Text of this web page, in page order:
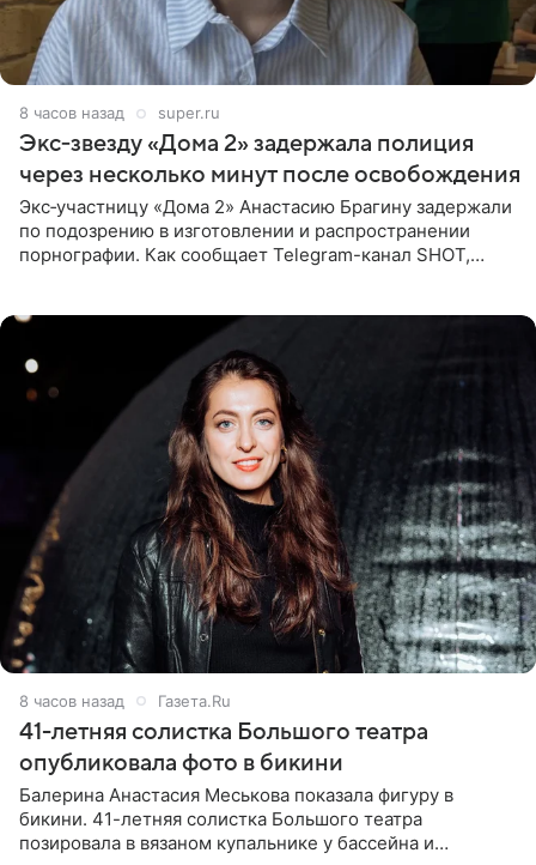
8 часов назад super.ru
Экс‑звезду «Дома 2» задержала полиция
через несколько минут после освобождения
Экс‑участницу «Дома 2» Анастасию Брагину задержали
по подозрению в изготовлении и распространении
порнографии. Как сообщает Telegram-канал SHOT,
8 часов назад Газета.Ru
41-летняя солистка Большого театра
опубликовала фото в бикини
Балерина Анастасия Меськова показала фигуру в
бикини. 41-летняя солистка Большого театра
позировала в вязаном купальнике у бассейна и